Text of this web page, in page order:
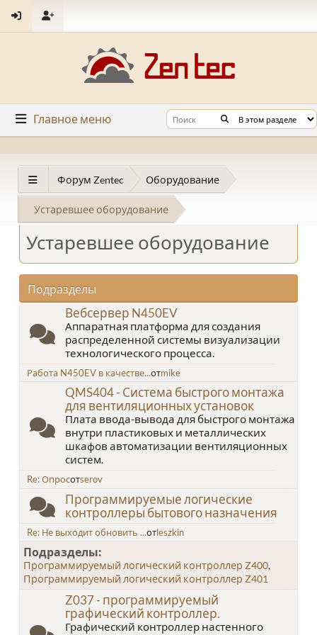
Главное меню
Форум Zentec Оборудование
Устаревшее оборудование
Устаревшее оборудование
Подразделы
Вебсервер N450EV
Аппаратная платформа для создания
распределенной системы визуализации
технологического процесса.
Работа N450EV в качестве...отmike
QMS404 - Система быстрого монтажа
для вентиляционных установок
Плата ввода-вывода для быстрого монтажа
внутри пластиковых и металлических
шкафов автоматизации вентиляционных
систем.
Re: Опросотserov
Программируемые логические
контроллеры бытового назначения
Re: Не выходит обновить ...отleszkin
Подразделы
Программируемый логический контроллер Z400
Программируемый логический контроллер Z401
Z037 - программируемый
графический контроллер.
Графический контроллер настенного